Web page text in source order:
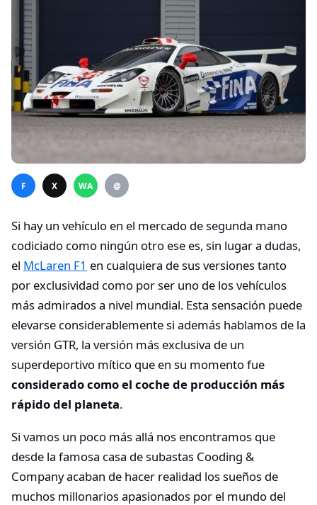
F X WA @
Si hay un vehículo en el mercado de segunda mano
codiciado como ningún otro ese es, sin lugar a dudas,
el McLaren F1 en cualquiera de sus versiones tanto
por exclusividad como por ser uno de los vehículos
más admirados a nivel mundial. Esta sensación puede
elevarse considerablemente si además hablamos de la
versión GTR, la versión más exclusiva de un
superdeportivo mítico que en su momento fue
considerado como el coche de producción más
rápido del planeta.
Si vamos un poco más allá nos encontramos que
desde la famosa casa de subastas Cooding &
Company acaban de hacer realidad los sueños de
muchos millonarios apasionados por el mundo del